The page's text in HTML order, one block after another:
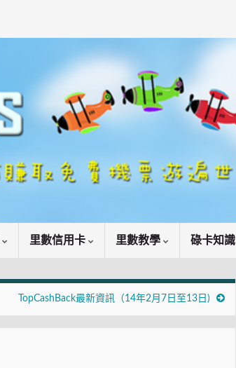
里數信用卡 里數教學 碌卡知識
TopCashBack最新資訊（14年2月7日至13日)